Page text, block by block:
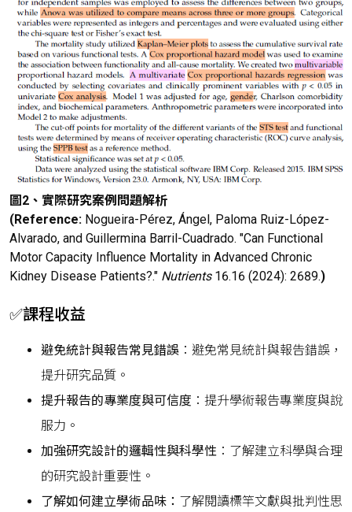
圖2、實際研究案例問題解析
(Reference: Nogueira-Pérez, Ángel, Paloma Ruiz-López-
Alvarado, and Guillermina Barril-Cuadrado. "Can Functional
Motor Capacity Influence Mortality in Advanced Chronic
Kidney Disease Patients?." Nutrients16.16 (2024): 2689.)
✅課程收益
避免統計與報告常見錯誤 ：避免常見統計與報告錯誤，
提升研究品質。
提升報告的專業度與可信度 ：提升學術報告專業度與說
服力。
加強研究設計的邏輯性與科學性 ：了解建立科學與合理
的研究設計重要性。
了解如何建立學術品味： 了解閱讀標竿文獻與批判性思